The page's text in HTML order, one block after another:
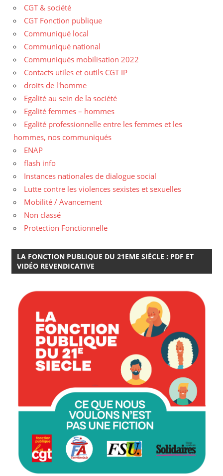
CGT & société
CGT Fonction publique
Communiqué local
Communiqué national
Communiqués mobilisation 2022
Contacts utiles et outils CGT IP
droits de l'homme
Egalité au sein de la société
Egalité femmes – hommes
Egalité professionnelle entre les femmes et les
hommes, nos communiqués
ENAP
flash info
Instances nationales de dialogue social
Lutte contre les violences sexistes et sexuelles
Mobilité / Avancement
Non classé
Protection Fonctionnelle
LA FONCTION PUBLIQUE DU 21EME SIÈCLE : PDF ET
VIDÉO REVENDICATIVE